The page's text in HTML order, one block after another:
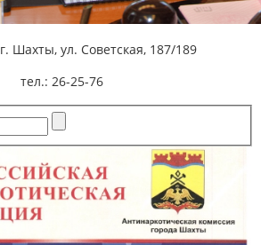
г. Шахты, ул. Советская, 187/189
тел.: 26-25-76